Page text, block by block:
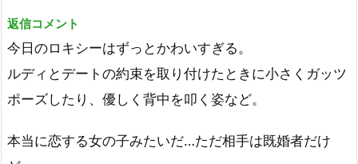
返信コメント
今日のロキシーはずっとかわいすぎる。
ルディとデートの約束を取り付けたときに小さくガッツ
ポーズしたり、優しく背中を叩く姿など。
本当に恋する女の子みたいだ…ただ相手は既婚者だけ